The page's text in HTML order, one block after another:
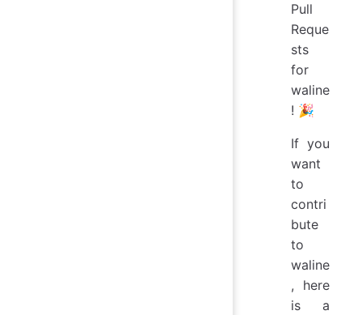
Pull
Reque
sts
for
waline
! 🎉
If you
want
to
contri
bute
to
waline
, here
is a